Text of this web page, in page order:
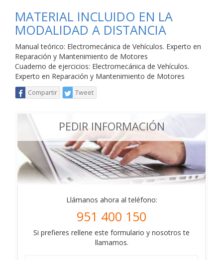
MATERIAL INCLUIDO EN LA
MODALIDAD A DISTANCIA
Manual teórico: Electromecánica de Vehículos. Experto en
Reparación y Mantenimiento de Motores
Cuaderno de ejercicios: Electromecánica de Vehículos.
Experto en Reparación y Mantenimiento de Motores
Compartir Tweet
PEDIR INFORMACIÓN
Llámanos ahora al teléfono:
951 400 150
Si prefieres rellene este formulario y nosotros te
llamamos.